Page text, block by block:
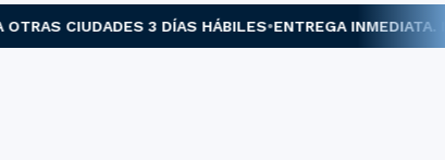
CIUDADES 3 DÍAS HÁBILES ENTREGA INMEDIATA.